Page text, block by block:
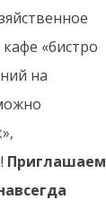
«бистро
на
Приглашаем